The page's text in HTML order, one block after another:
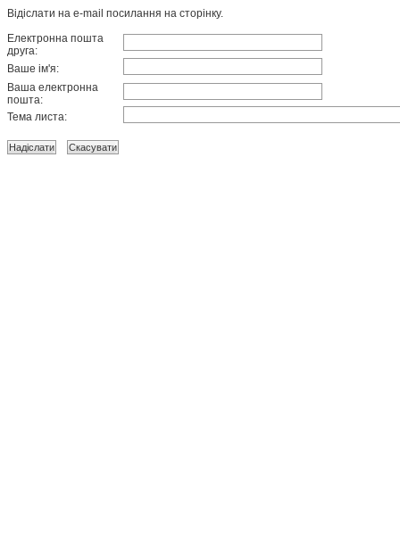
Відіслати на e-mail посилання на сторінку.
Електронна пошта
друга:
Ваше ім'я:
Ваша електронна
пошта:
Тема листа: